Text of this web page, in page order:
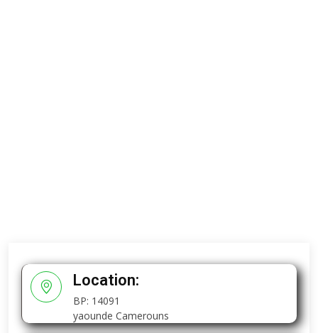
Location:
BP: 14091
yaounde Camerouns